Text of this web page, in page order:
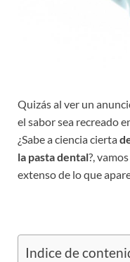
Quizás al ver un
el sabor sea recreado
¿Sabe a ciencia cierta
la pasta dental?,
extenso de lo que
Indice de